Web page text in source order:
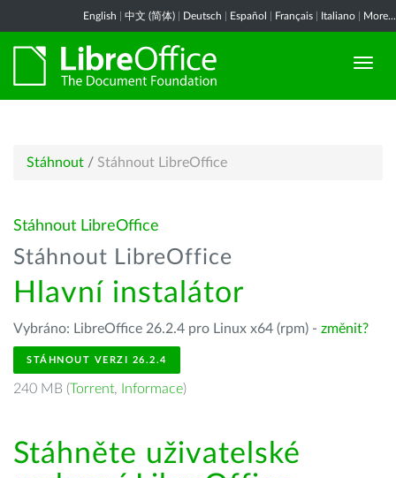
English 中文 (简体) Deutsch Español Français Italiano More...
Stáhnout / Stáhnout LibreOffice
Stáhnout LibreOffice
Stáhnout LibreOffice
Hlavní instalátor
Vybráno: LibreOffice 26.2.4 pro Linux x64 (rpm) - změnit?
STÁHNOUT VERZI 26.2.4
240 MB (Torrent, Informace)
Stáhněte uživatelské